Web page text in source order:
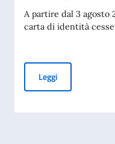
A partire dal 3 agosto
carta di identità
LeggiCessazione